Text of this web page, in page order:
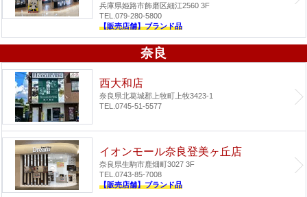
兵庫県姫路市飾磨区細江2560 3F
TEL.079-280-5800
【販売店舗】ブランド品
奈良
西大和店
奈良県北葛城郡上牧町上牧3423-1
TEL.0745-51-5577
イオンモール奈良登美ヶ丘店
奈良県生駒市鹿畑町3027 3F
TEL.0743-85-7008
【販売店舗】ブランド品